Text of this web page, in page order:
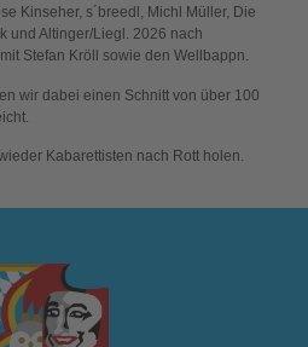
Kinseher, s´breedl, Michl Müller, Die
und Altinger/Liegl. 2026 nach
Stefan Kröll sowie den Wellbappn.
wir dabei einen Schnitt von über 100
Kabarettisten nach Rott holen.